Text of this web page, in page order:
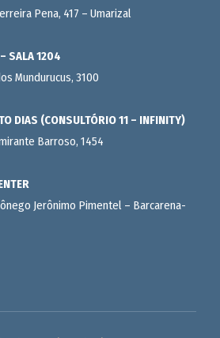
Pena, 417 – Umarizal
SALA 1204
Mundurucus, 3100
DIAS (CONSULTÓRIO 11 – INFINITY)
Barroso, 1454
Jerônimo Pimentel – Barcarena-